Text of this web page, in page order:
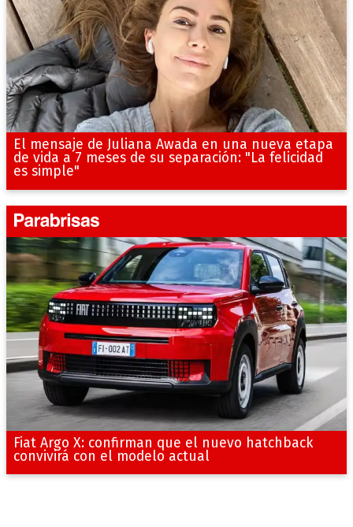
El mensaje de Juliana Awada en una nueva etapa
de vida a 7 meses de su separación: "La felicidad
es simple"
Fiat Argo X: confirman que el nuevo hatchback
convivirá con el modelo actual